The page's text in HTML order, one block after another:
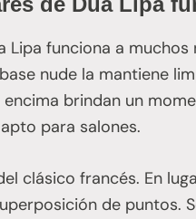
funciona a
nude la mantiene
brindan un
para salones.
clásico francés. En
de puntos.